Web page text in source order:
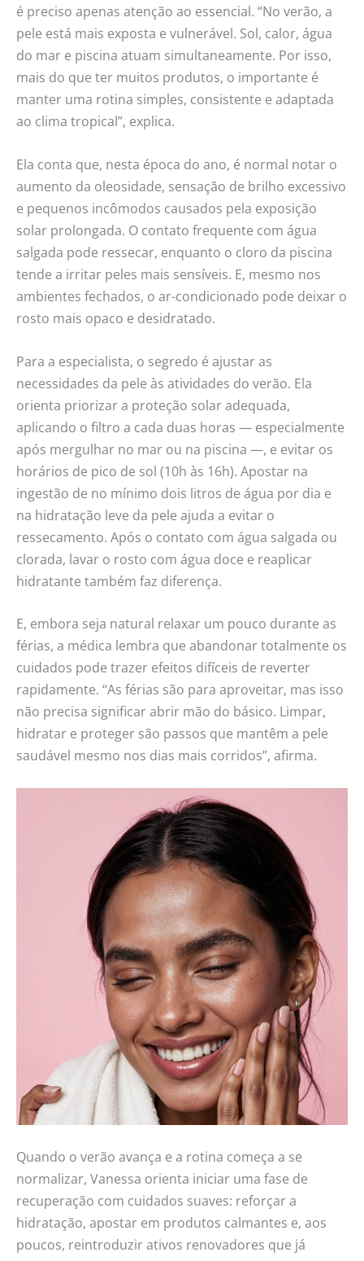
é preciso apenas atenção ao essencial. “No verão, a
pele está mais exposta e vulnerável. Sol, calor, água
do mar e piscina atuam simultaneamente. Por isso,
mais do que ter muitos produtos, o importante é
manter uma rotina simples, consistente e adaptada
ao clima tropical”, explica.
Ela conta que, nesta época do ano, é normal notar o
aumento da oleosidade, sensação de brilho excessivo
e pequenos incômodos causados pela exposição
solar prolongada. O contato frequente com água
salgada pode ressecar, enquanto o cloro da piscina
tende a irritar peles mais sensíveis. E, mesmo nos
ambientes fechados, o ar-condicionado pode deixar o
rosto mais opaco e desidratado.
Para a especialista, o segredo é ajustar as
necessidades da pele às atividades do verão. Ela
orienta priorizar a proteção solar adequada,
aplicando o filtro a cada duas horas — especialmente
após mergulhar no mar ou na piscina —, e evitar os
horários de pico de sol (10h às 16h). Apostar na
ingestão de no mínimo dois litros de água por dia e
na hidratação leve da pele ajuda a evitar o
ressecamento. Após o contato com água salgada ou
clorada, lavar o rosto com água doce e reaplicar
hidratante também faz diferença.
E, embora seja natural relaxar um pouco durante as
férias, a médica lembra que abandonar totalmente os
cuidados pode trazer efeitos difíceis de reverter
rapidamente. “As férias são para aproveitar, mas isso
não precisa significar abrir mão do básico. Limpar,
hidratar e proteger são passos que mantêm a pele
saudável mesmo nos dias mais corridos”, afirma.
Quando o verão avança e a rotina começa a se
normalizar, Vanessa orienta iniciar uma fase de
recuperação com cuidados suaves: reforçar a
hidratação, apostar em produtos calmantes e, aos
poucos, reintroduzir ativos renovadores que já